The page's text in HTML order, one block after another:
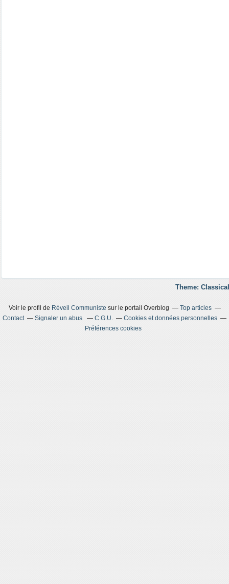
Theme:
Voir le profil de Réveil Communiste sur le portail Overblog
Top articles
Contact
Signaler un abus C.G.U.
Cookies et données personnelles
Préférences cookies